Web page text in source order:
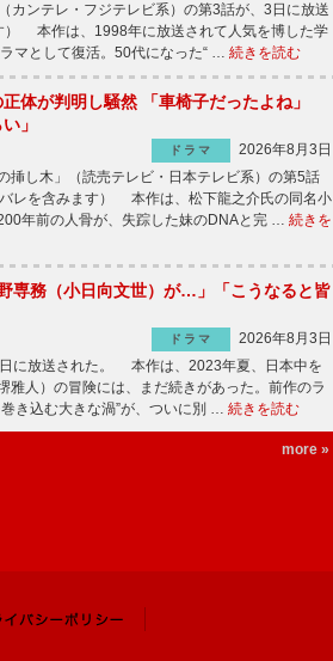
カンテレ・フジテレビ系）の第3話が、3日に放送
） 本作は、1998年に放送されて人気を博した学
マとして復活。50代になった“ … 続きを読む
体が判明し騒然 「車椅子だったよね」
」
ドラマ
2026年8月3日
し木」（読売テレビ・日本テレビ系）の第5話
レを含みます） 本作は、松下龍之介氏の同名小
年前の人骨が、失踪した妹のDNAと完 … 続きを
専務（小日向文世）が…」「こうなると皆
ドラマ
2026年8月3日
に放送された。 本作は、2023年夏、日本中を
雅人）の冒険には、まだ続きがあった。前作のラ
き込む大きな渦”が、ついに別 … 続きを読む
more »